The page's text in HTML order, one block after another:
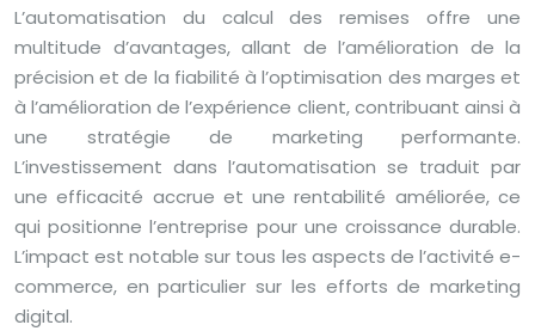
L’automatisation du calcul des remises offre une
multitude d’avantages, allant de l’amélioration de la
précision et de la fiabilité à l’optimisation des marges et
à l’amélioration de l’expérience client, contribuant ainsi à
une stratégie de marketing performante.
L’investissement dans l’automatisation se traduit par
une efficacité accrue et une rentabilité améliorée, ce
qui positionne l’entreprise pour une croissance durable.
L’impact est notable sur tous les aspects de l’activité e-
commerce, en particulier sur les efforts de marketing
digital.